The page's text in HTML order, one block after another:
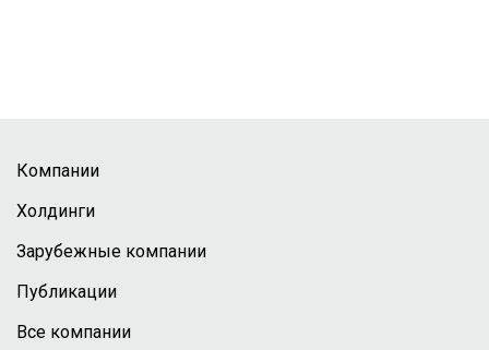
Компании
Холдинги
Зарубежные компании
Публикации
Все компании